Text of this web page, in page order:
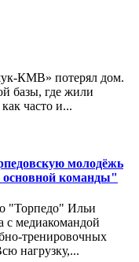
КМВ» потерял дом.
базы, где жили
часто и...
молодёжь
команды"
"Торпедо" Ильи
с медиакомандой
тренировочных
нагрузку,...